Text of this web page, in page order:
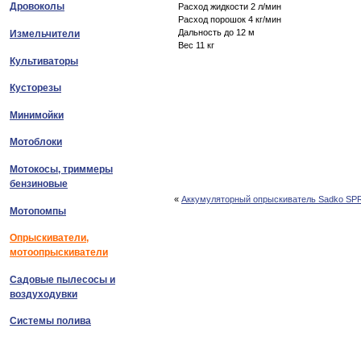
Дровоколы
Измельчители
Культиваторы
Кусторезы
Минимойки
Мотоблоки
Мотокосы, триммеры
бензиновые
Мотопомпы
Опрыскиватели,
мотоопрыскиватели
Садовые пылесосы и
воздуходувки
Системы полива
Расход жидкости 2 л/мин
Расход порошок 4 кг/мин
Дальность до 12 м
Вес 11 кг
« Аккумуляторный опрыскиватель Sadko